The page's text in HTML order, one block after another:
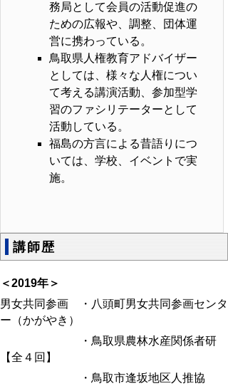
務局として会員の活動促進の
ための広報や、調整、団体運
営に携わっている。
鳥取県人権教育アドバイザー
としては、様々な人権につい
て考える講演活動、参加型学
習のファシリテーターとして
活動している。
福島の方言による昔語りにつ
いては、学校、イベントで実
施。
講師歴
＜2019年＞
男女共同参画 ・八頭町男女共同参画センタ
ー（かがやき）
・鳥取県農林水産関係者研
【全４回】
・鳥取市逢坂地区人推協